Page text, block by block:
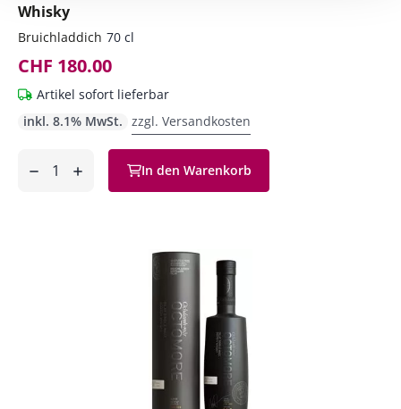
Whisky
Bruichladdich 70 cl
CHF 180.00
Artikel sofort lieferbar
inkl. 8.1% MwSt. zzgl. Versandkosten
hinzufügen
In den Warenkorb